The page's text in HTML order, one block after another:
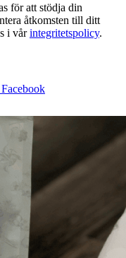
för att stödja din
åtkomsten till ditt
i vårintegritetspolicy.